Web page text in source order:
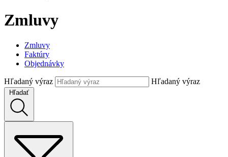
Zmluvy
Zmluvy
Faktúry
Objednávky
Hľadaný výraz Hľadaný výraz
Hľadať